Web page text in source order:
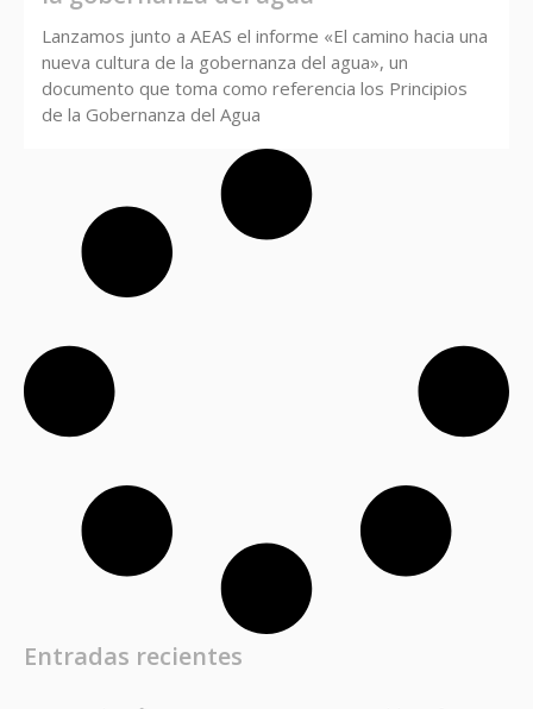
Lanzamos junto a AEAS el informe «El camino hacia una
nueva cultura de la gobernanza del agua», un
documento que toma como referencia los Principios
de la Gobernanza del Agua
Entradas recientes